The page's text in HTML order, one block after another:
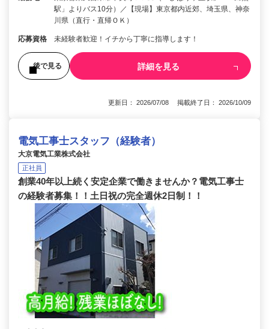
駅」よりバス10分）／【現場】東京都内近郊、埼玉県、神奈
川県（直行・直帰ＯＫ）
応募資格 未経験者歓迎！イチから丁寧に指導します！
後で見る 詳細を見る
更新日： 2026/07/08 掲載終了日： 2026/10/09
電気工事士スタッフ（経験者）
大京電気工業株式会社
正社員
創業40年以上続く安定企業で働きませんか？電気工事士
の経験者募集！！土日祝の完全週休2日制！！